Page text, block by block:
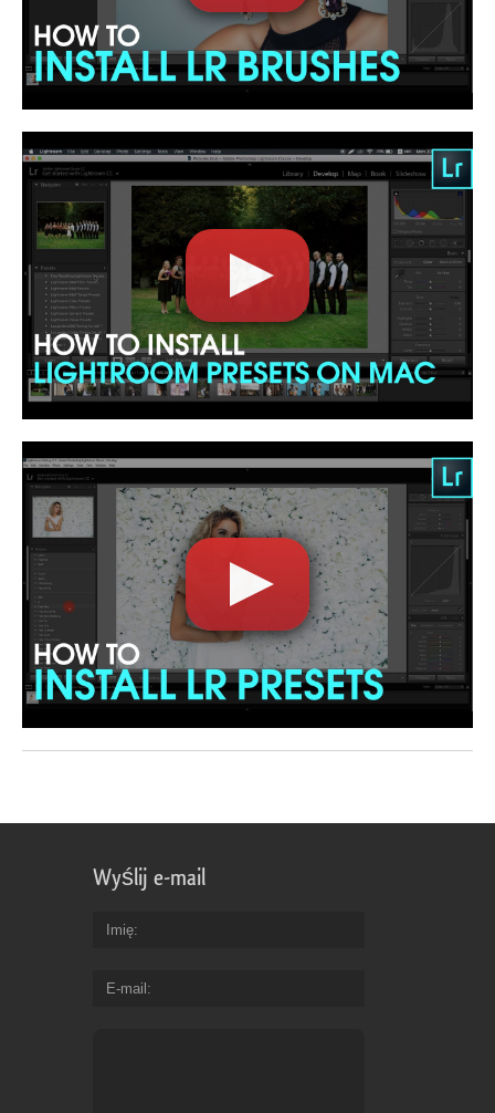
Wyślij e-mail
Imię
E-mail